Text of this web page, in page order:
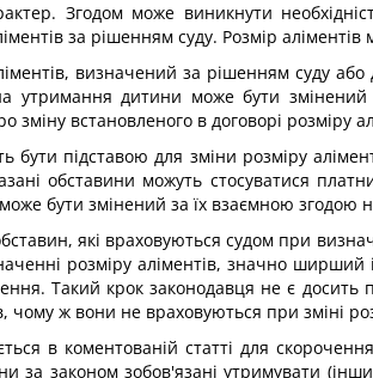
Згодом може виникнути
за рішенням суду. Розмір
визначений за рішенням суду
утримання дитини може бути
встановленого в договорі розміру
підставою для зміни розміру
обставини можуть стосуватися
бути змінений за їх взаємною згодою
які враховуються судом при
розміру аліментів, значно ширший
Такий крок законодавця не є
ж вони не враховуються при зміні
в коментованій статті для
за законом зобов'язані утримувати